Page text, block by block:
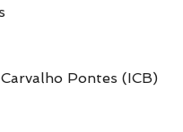
Pontes (ICB)